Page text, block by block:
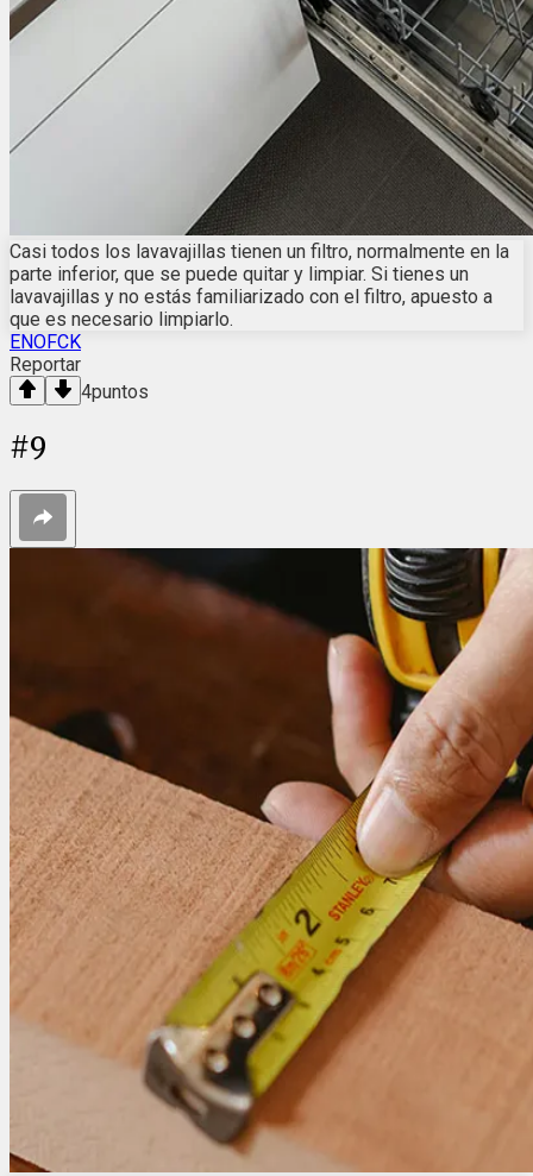
Casi todos los lavavajillas tienen un filtro, normalmente en la
parte inferior, que se puede quitar y limpiar. Si tienes un
lavavajillas y no estás familiarizado con el filtro, apuesto a
que es necesario limpiarlo.
ENOFCK
Reportar
4puntos
#9